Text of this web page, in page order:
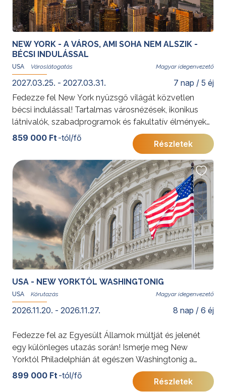
szállodában történik, Manhattan szívében. A májusi
8.-i és október 9-i időpontban a program magasabb,
Deluxe kategóriájú szállodával foglalható!
NEW YORK - A VÁROS, AMI SOHA NEM ALSZIK -
BÉCSI INDULÁSSAL
USA Magyar idegenvezető
2027.03.25. - 2027.03.31. 7 nap / 5 éj
Fedezze fel New York nyüzsgő világát közvetlen
bécsi indulással! Tartalmas városnézések, ikonikus
látnivalók, szabadprogramok és fakultatív élmények
várják Önt az „álmok városában”.
További érdekességekért az Amerikai Egyesült
Államokról kattintson ide.
Az ajánlat budapesti indulással is elérhető:New York -
a város, ami soha nem alszik
859 000 Ft-tól/fő
Részletek
USA - NEW YORKTÓL WASHINGTONIG
USA Magyar idegenvezető
2026.11.20. - 2026.11.27. 8 nap / 6 éj
Fedezze fel az Egyesült Államok múltját és jelenét
egy különleges utazás során! Ismerje meg New
Yorktól Philadelphián át egészen Washingtonig a
keleti partvidék történelmileg legjelentősebbnek
számító három nagyvárosát! Utazásunk végigvezet
899 000 Ft-tól/fő
Részletek